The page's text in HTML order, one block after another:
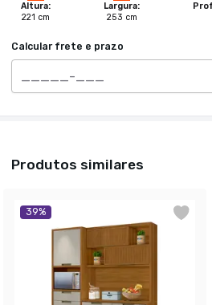
Altura:
221 cm
Largura:
253 cm
Calcular frete e prazo
Produtos similares
39%